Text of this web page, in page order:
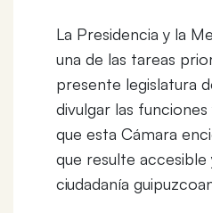
La Presidencia y la
una de las tareas
presente legislatura
divulgar las
que esta Cámara
que resulte accesible
ciudadanía